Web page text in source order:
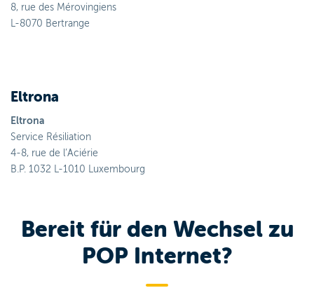
8, rue des Mérovingiens
L-8070 Bertrange
Eltrona
Eltrona
Service Résiliation
4-8, rue de l’Aciérie
B.P. 1032 L-1010 Luxembourg
Bereit für den Wechsel zu
POP Internet?